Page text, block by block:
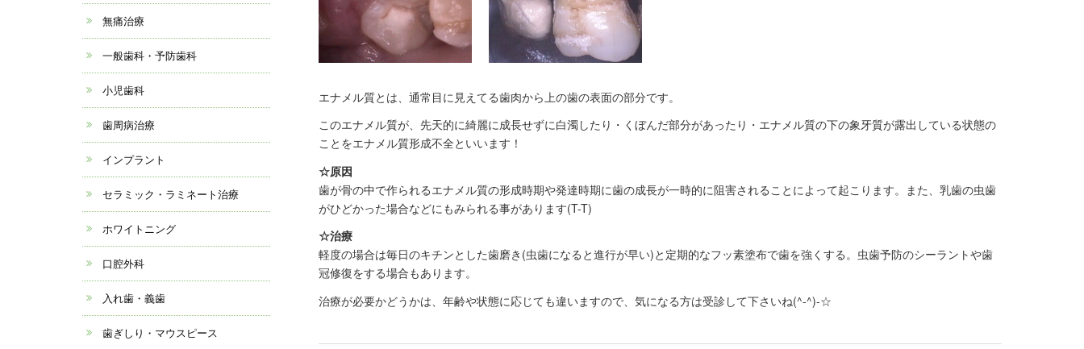
エナメル質とは、通常目に見えてる歯肉から上の歯の表面の部分です。
このエナメル質が、先天的に綺麗に成長せずに白濁したり・くぼんだ部分があったり・エナメル質の下の象牙質が露出している状態の
ことをエナメル質形成不全といいます！
☆原因
歯が骨の中で作られるエナメル質の形成時期や発達時期に歯の成長が一時的に阻害されることによって起こります。また、乳歯の虫歯
がひどかった場合などにもみられる事があります(T-T)
☆治療
軽度の場合は毎日のキチンとした歯磨き(虫歯になると進行が早い)と定期的なフッ素塗布で歯を強くする。虫歯予防のシーラントや歯
冠修復をする場合もあります。
治療が必要かどうかは、年齢や状態に応じても違いますので、気になる方は受診して下さいね(^-^)-☆
無痛治療
一般歯科・予防歯科
小児歯科
歯周病治療
インプラント
セラミック・ラミネート治療
ホワイトニング
口腔外科
入れ歯・義歯
歯ぎしり・マウスピース